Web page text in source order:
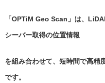
「OPTiM Geo Scan」は、
シーバー取得の位置情報
を組み合わせて、 短時間で高精
です。